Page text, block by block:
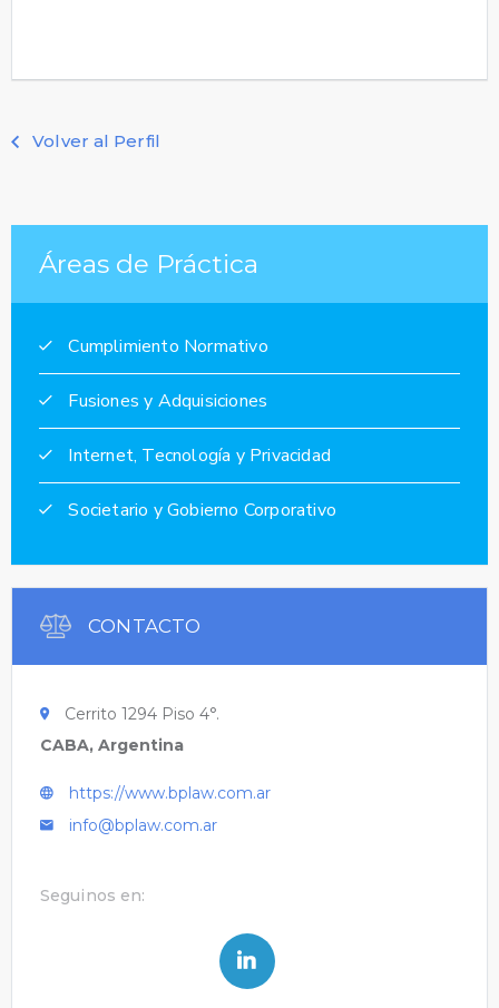
Volver al Perfil
Áreas de Práctica
Cumplimiento Normativo
Fusiones y Adquisiciones
Internet, Tecnología y Privacidad
Societario y Gobierno Corporativo
CONTACTO
Cerrito 1294 Piso 4°.
CABA, Argentina
https://www.bplaw.com.ar
info@bplaw.com.ar
Seguinos en: